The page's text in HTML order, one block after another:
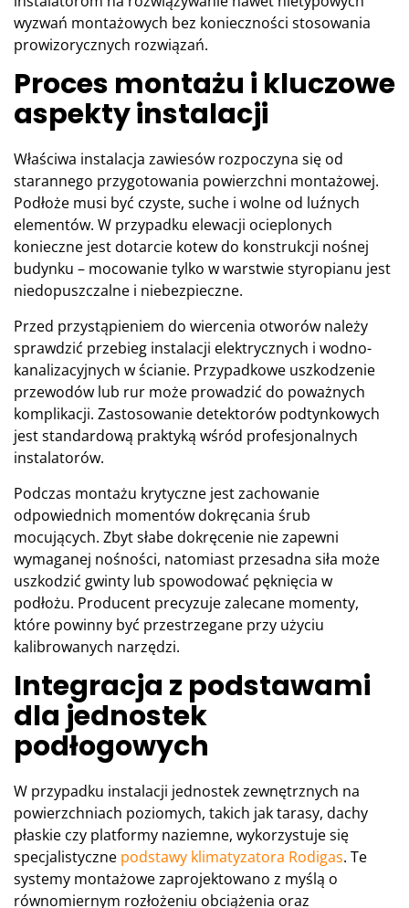
wyzwań montażowych bez konieczności stosowania
prowizorycznych rozwiązań.
Proces montażu i kluczowe
aspekty instalacji
Właściwa instalacja zawiesów rozpoczyna się od
starannego przygotowania powierzchni montażowej.
Podłoże musi być czyste, suche i wolne od luźnych
elementów. W przypadku elewacji ocieplonych
konieczne jest dotarcie kotew do konstrukcji nośnej
budynku – mocowanie tylko w warstwie styropianu jest
niedopuszczalne i niebezpieczne.
Przed przystąpieniem do wiercenia otworów należy
sprawdzić przebieg instalacji elektrycznych i wodno-
kanalizacyjnych w ścianie. Przypadkowe uszkodzenie
przewodów lub rur może prowadzić do poważnych
komplikacji. Zastosowanie detektorów podtynkowych
jest standardową praktyką wśród profesjonalnych
instalatorów.
Podczas montażu krytyczne jest zachowanie
odpowiednich momentów dokręcania śrub
mocujących. Zbyt słabe dokręcenie nie zapewni
wymaganej nośności, natomiast przesadna siła może
uszkodzić gwinty lub spowodować pęknięcia w
podłożu. Producent precyzuje zalecane momenty,
które powinny być przestrzegane przy użyciu
kalibrowanych narzędzi.
Integracja z podstawami
dla jednostek
podłogowych
W przypadku instalacji jednostek zewnętrznych na
powierzchniach poziomych, takich jak tarasy, dachy
płaskie czy platformy naziemne, wykorzystuje się
specjalistyczne podstawy klimatyzatora Rodigas. Te
systemy montażowe zaprojektowano z myślą o
równomiernym rozłożeniu obciążenia oraz